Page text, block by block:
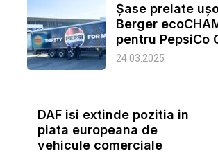
Șase prelate
Berger
pentru PepsiCo
24.03.2025
DAF isi extinde pozitia in
piata europeana de
vehicule comerciale